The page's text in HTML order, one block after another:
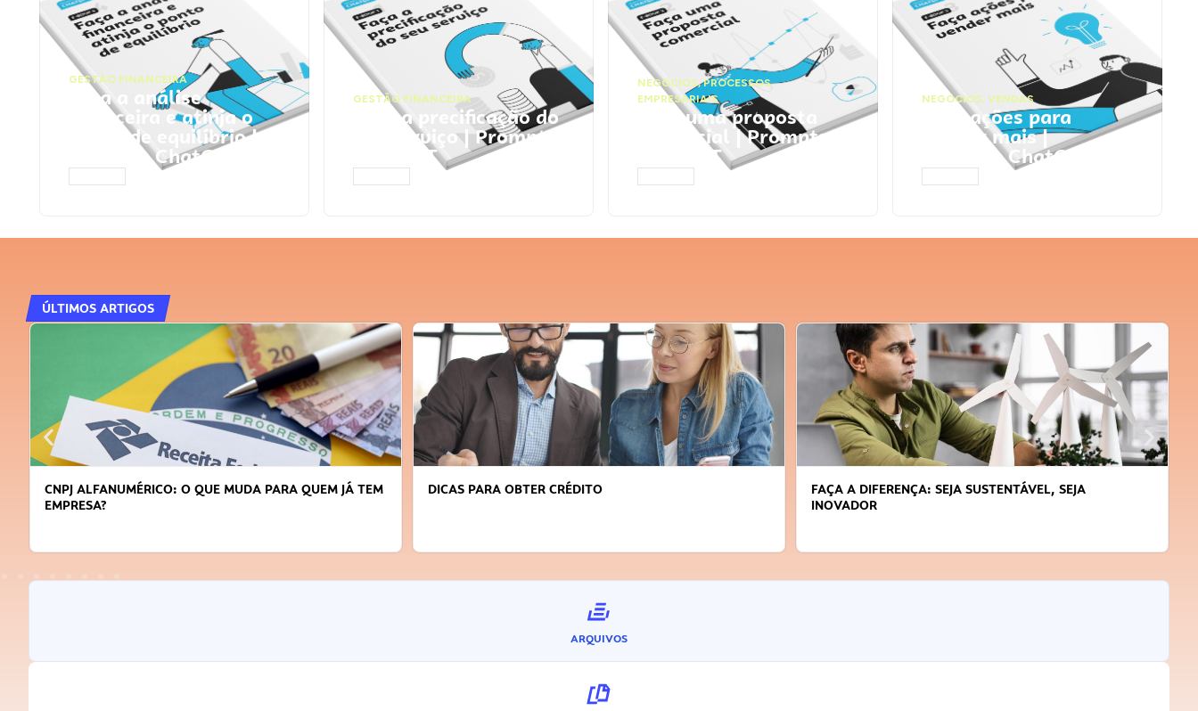
GESTÃO FINANCEIRA
Faça a análise
financeira e atinja o
ponto de equilíbrio |
Prompts ChatGPT
GESTÃO FINANCEIRA
Faça a precificação do
seu serviço | Prompts
ChatGPT
NEGÓCIOS,PROCESSOS
EMPRESARIAIS
Faça uma proposta
comercial | Prompts
ChatGPT
NEGÓCIOS, VENDAS
Faça ações para
vender mais |
Prompts ChatGPT
ÚLTIMOS ARTIGOS
CNPJ ALFANUMÉRICO: O QUE MUDA PARA QUEM JÁ TEM
EMPRESA?
DICAS PARA OBTER CRÉDITO
FAÇA A DIFERENÇA: SEJA SUSTENTÁVEL, SEJA
INOVADOR
ARQUIVOS